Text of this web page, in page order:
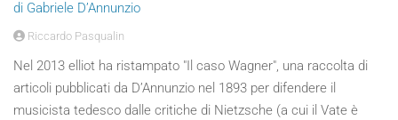
di Gabriele D’Annunzio
Riccardo Pasqualin
Nel 2013 elliot ha ristampato "Il caso Wagner", una raccolta di
articoli pubblicati da D’Annunzio nel 1893 per difendere il
musicista tedesco dalle critiche di Nietzsche (a cui il Vate è